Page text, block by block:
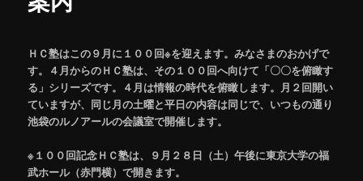
ＨＣ塾はこの９月に１００回※を迎えます。みなさまのおかげで
す。４月からのＨＣ塾は、その１００回へ向けて「〇〇を俯瞰す
る」シリーズです。４月は情報の時代を俯瞰します。月２回開い
ていますが、同じ月の土曜と平日の内容は同じで、いつもの通り
池袋のルノアールの会議室で開催します。
※１００回記念ＨＣ塾は、９月２８日（土）午後に東京大学の福
武ホール（赤門横）で開きます。